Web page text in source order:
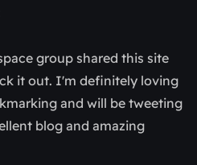
group shared this site
it out. I'm definitely loving
and will be tweeting
blog and amazing